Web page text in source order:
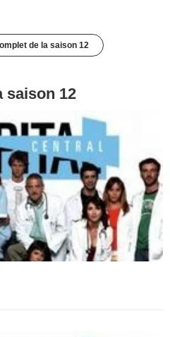
de la saison 12
saison 12